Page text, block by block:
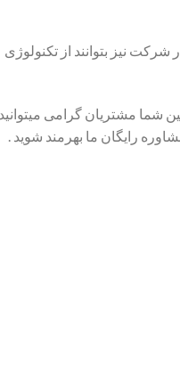
نیز بتوانند از تکنولوژی
شما مشتریان گرامی میتوانید